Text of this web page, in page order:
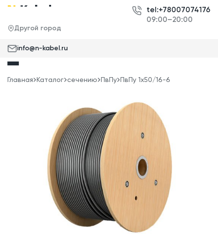
Другой город
tel:+78007074176
09:00–20:00
info@n-kabel.ru
Главная Каталог сечению ПвПу ПвПу 1x50/16-6